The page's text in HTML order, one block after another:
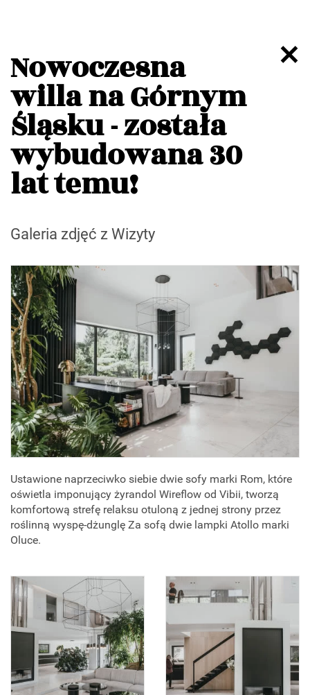
Nowoczesna
willa na Górnym
Śląsku - została
wybudowana 30
lat temu!
Galeria zdjęć z Wizyty
Ustawione naprzeciwko siebie dwie sofy marki Rom, które
oświetla imponujący żyrandol Wireflow od Vibii, tworzą
komfortową strefę relaksu otuloną z jednej strony przez
roślinną wyspę-dżunglę Za sofą dwie lampki Atollo marki
Oluce.